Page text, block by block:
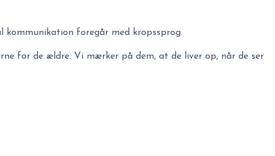
kommunikation foregår med kropssprog.
for de ældre. Vi mærker på dem, at de liver op, når de ser